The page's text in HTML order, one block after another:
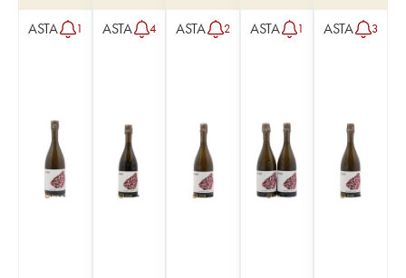
ASTA 1 ASTA 4 ASTA 2 ASTA 1 ASTA 3